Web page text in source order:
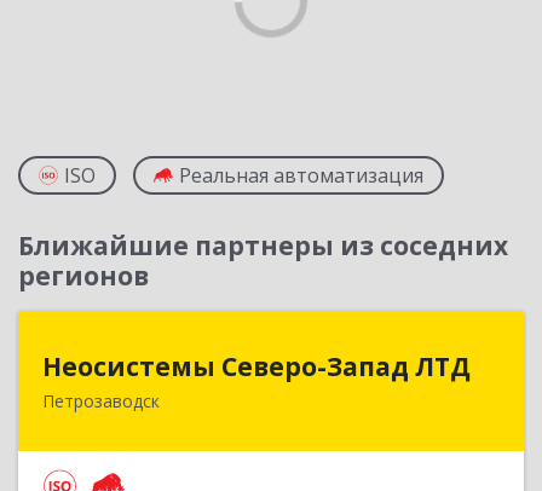
ISO Реальная автоматизация
Ближайшие партнеры из соседних
регионов
Неосистемы Северо-Запад ЛТД
Петрозаводск185001, Карелия Респ, Петрозаводск г,